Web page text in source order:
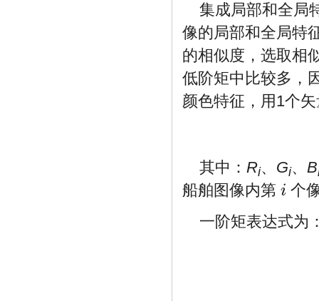
集成局部和全局
像的局部和全局特
的相似度，选取相
低阶矩中比较多，
颜色特征，用1个
其中： Ri、 Gi、 B
船舶图像内第 i
i
个
一阶矩表达式为